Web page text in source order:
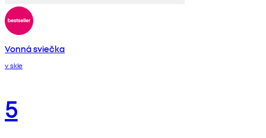
Vonná sviečka
v skle
5